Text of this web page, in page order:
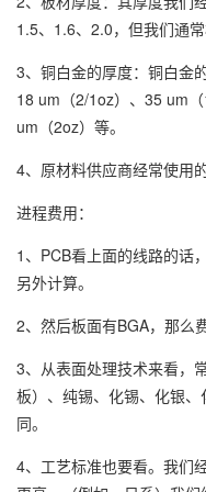
1.5、1.6、2.0，但我们通
3、铜白金的厚度：铜白金
18 um（2/1oz）、35 um
um（2oz）等。
4、原材料供应商经常使用
进程费用：
1、PCB看上面的线路的话
另外计算。
2、然后板面有BGA，那么
3、从表面处理技术来看，
板）、纯锡、化锡、化银
同。
4、工艺标准也要看。我们